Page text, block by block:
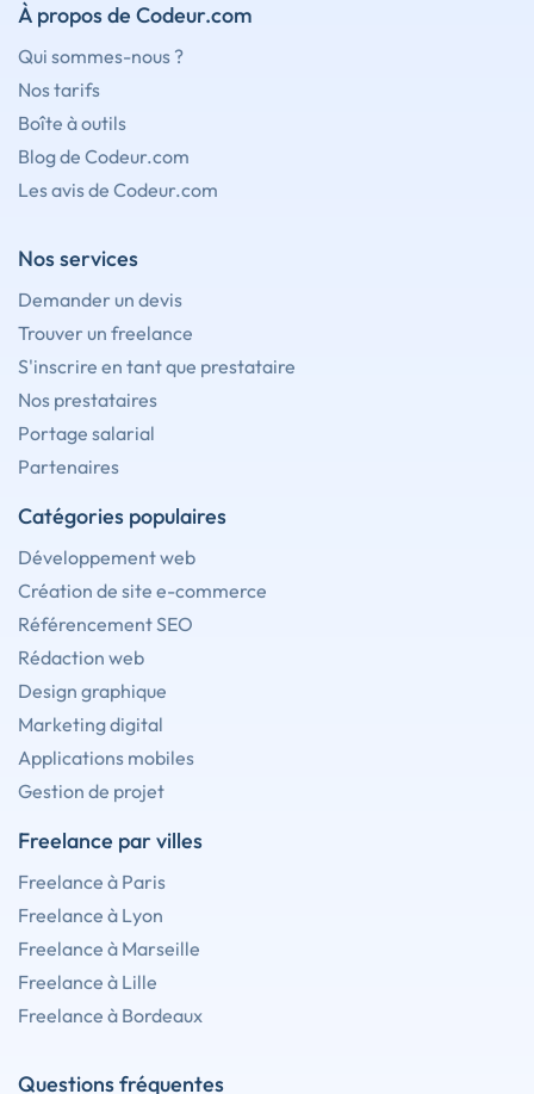
À propos de Codeur.com
Qui sommes-nous ?
Nos tarifs
Boîte à outils
Blog de Codeur.com
Les avis de Codeur.com
Nos services
Demander un devis
Trouver un freelance
S'inscrire en tant que prestataire
Nos prestataires
Portage salarial
Partenaires
Catégories populaires
Développement web
Création de site e-commerce
Référencement SEO
Rédaction web
Design graphique
Marketing digital
Applications mobiles
Gestion de projet
Freelance par villes
Freelance à Paris
Freelance à Lyon
Freelance à Marseille
Freelance à Lille
Freelance à Bordeaux
Questions fréquentes